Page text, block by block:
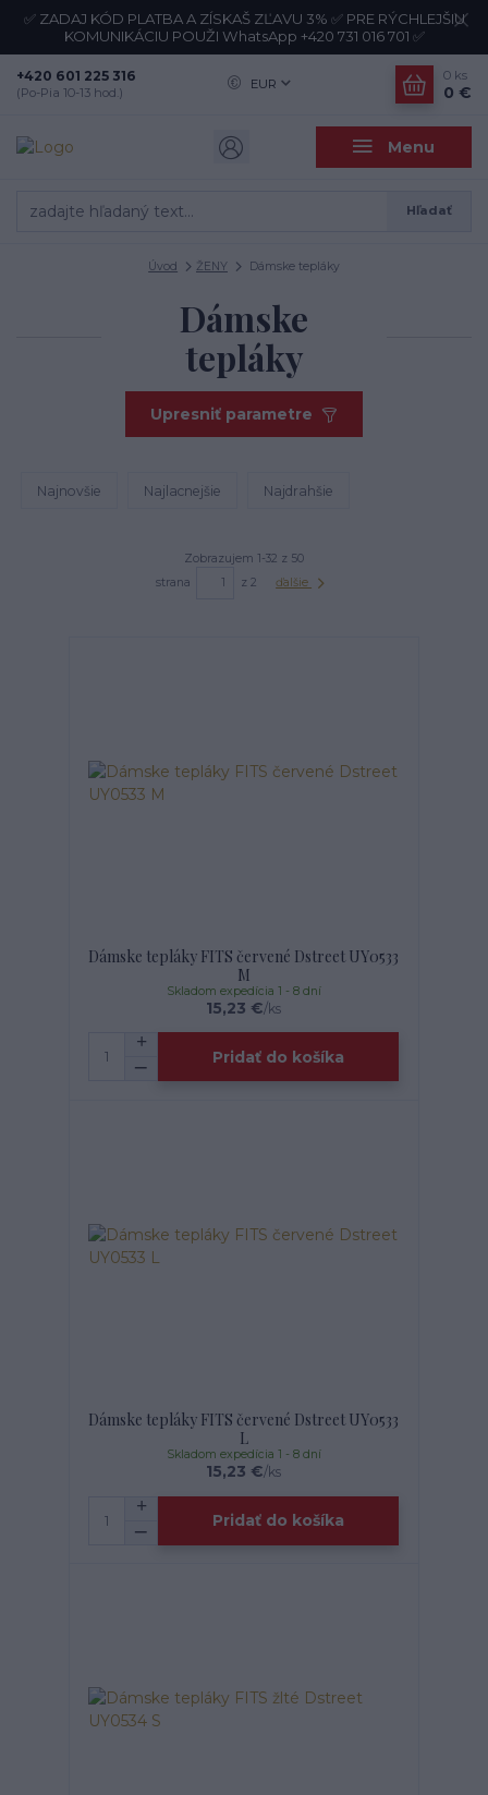
✅ ZADAJ KÓD PLATBA A ZÍSKAŠ ZĽAVU 3% ✅ PRE RÝCHLEJŠIU
KOMUNIKÁCIU POUŽI WhatsApp +420 731 016 701 ✅
Menu
EUR
Hľadať
+420 601 225 316
(Po-Pia 10-13 hod.)
0 ks
0 €
Úvod ŽENY Dámske tepláky
Dámske
tepláky
Upresniť parametre
Najnovšie Najlacnejšie Najdrahšie
Zobrazujem 1-32 z 50
strana
z 2 ďalšie
Dámske tepláky FITS červené Dstreet UY0533
M
15,23 €/ks
Skladom expedícia 1 - 8 dní
Pridať do košíka
Dámske tepláky FITS červené Dstreet UY0533
L
15,23 €/ks
Skladom expedícia 1 - 8 dní
Pridať do košíka